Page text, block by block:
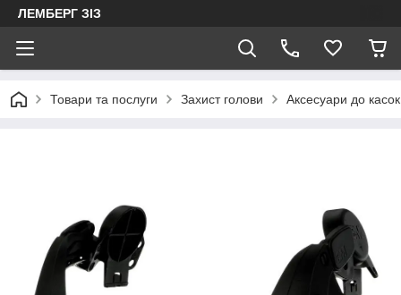
ЛЕМБЕРГ ЗІЗ
Товари та послуги Захист голови Аксесуари до касок